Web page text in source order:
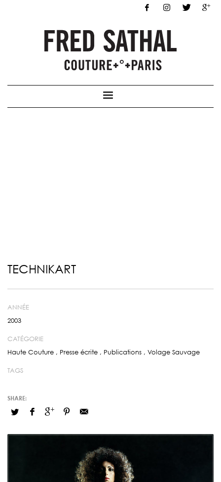
TECHNIKART
ANNÉE
2003
CATÉGORIE
Haute Couture , Presse écrite , Publications , Volage Sauvage
TAGS